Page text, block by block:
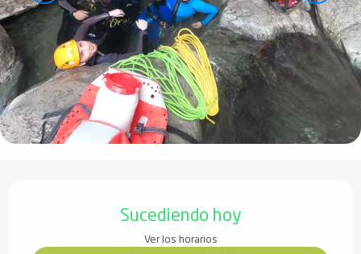
Sucediendo hoy
Ver los horarios